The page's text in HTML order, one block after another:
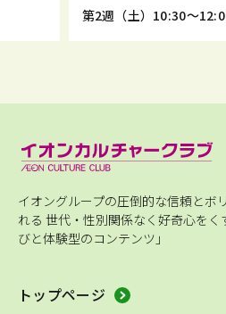
第2週（土）10:30～
イオングループの圧倒的な信頼とボ
れる 世代・性別関係なく好奇心をく
びと体験型のコンテンツ」
トップページ